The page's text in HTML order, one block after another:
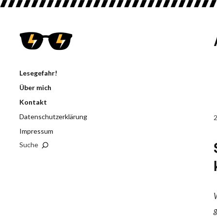
Lesegefahr!
Über mich
Kontakt
Datenschutzerklärung
Impressum
Suche